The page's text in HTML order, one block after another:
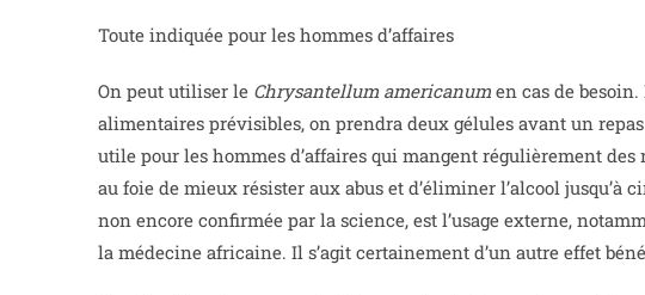
Toute indiquée pour les hommes d’affaires
On peut utiliser le Chrysantellum americanum en cas de besoin.
alimentaires prévisibles, on prendra deux gélules avant un repas
utile pour les hommes d’affaires qui mangent régulièrement
au foie de mieux résister aux abus et d’éliminer l’alcool
non encore confirmée par la science, est l’usage externe,
la médecine africaine. Il s’agit certainement d’un autre effet